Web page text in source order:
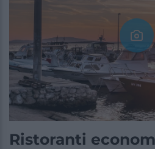
Ristoranti